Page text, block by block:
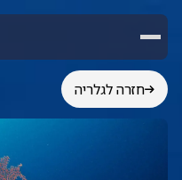
חזרה לגלריה